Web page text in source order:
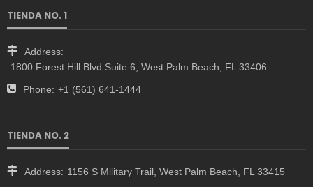
TIENDA NO. 1
Address:
1800 Forest Hill Blvd Suite 6, West Palm Beach, FL 33406
Phone: +1 (561) 641-1444
TIENDA NO. 2
Address: 1156 S Military Trail, West Palm Beach, FL 33415